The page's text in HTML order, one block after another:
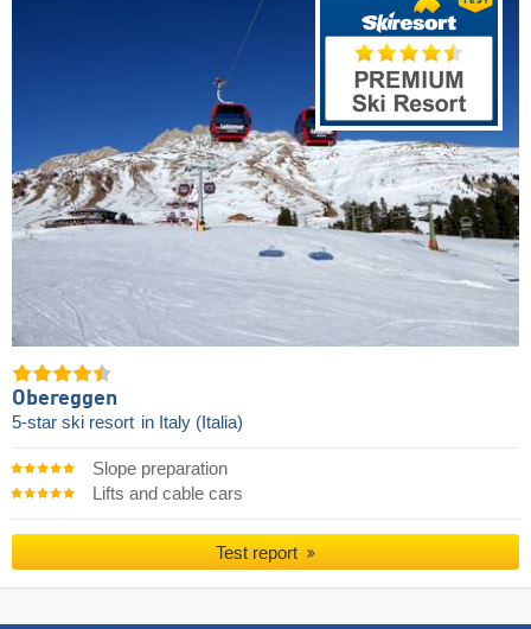
Obereggen
5-star ski resort in Italy (Italia)
Slope preparation
Lifts and cable cars
Test report